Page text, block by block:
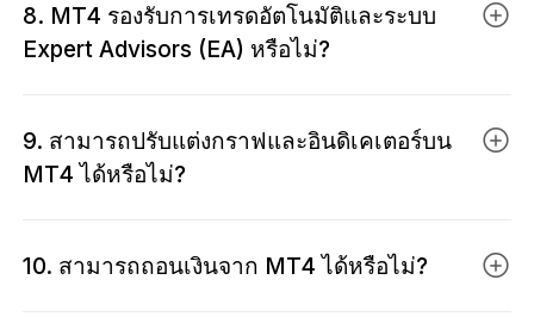
ชั้นนำ การปกป้องแบบหลายชั้นนี้ช่วยให้มั่นใจได้ว่าคุณ
จะได้รับประสบการณ์การเทรดที่ปลอดภัยและเชื่อถือได้
ส่วนใหญ่ในปัจจุบัน ไม่ว่าจะเป็น Windows 7 ขึ้นไป,
Mac (ผ่านโปรแกรมจำลอง) รวมถึงอุปกรณ์ Android
เพื่อให้การทำงานลื่นไหล แนะนำให้ดาวน์โหลด MT4
โดยตรงจากเว็บไซต์ทางการของ EBC เพื่อให้มั่นใจว่า
8. MT4 รองรับการเทรดอัตโนมัติและระบบ
Expert Advisors (EA) หรือไม่?
Advisors (EA) ซึ่งช่วยให้เทรดเดอร์สามารถพัฒนา ติด
ตั้ง และทดสอบอัลกอริทึมเพื่อดำเนินกลยุทธ์การเทรดได้
แม่นยำ รวดเร็ว และมีประสิทธิภาพตลอด 24 ชั่วโมง
9. สามารถปรับแต่งกราฟและอินดิเคเตอร์บน
MT4 ได้หรือไม่?
เปลี่ยนสีของกราฟ เพิ่มหรือตั้งค่าอินดิเคเตอร์ใหม่ ไป
10. สามารถถอนเงินจาก MT4 ได้หรือไม่?